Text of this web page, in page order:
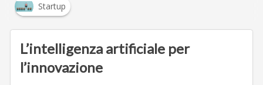
Startup
L’intelligenza artificiale per
l’innovazione